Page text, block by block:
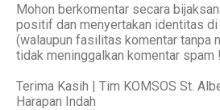
Mohon berkomentar secara
positif dan menyertakan identitas di
(walaupun fasilitas komentar tanpa
tidak meninggalkan komentar spam !
Terima Kasih | Tim KOMSOS St.
Harapan Indah